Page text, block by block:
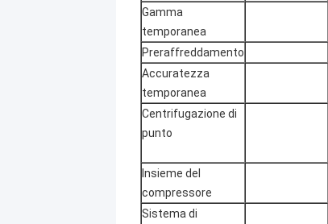
Gamma
temporanea
Preraffreddamento
Accuratezza
temporanea
Centrifugazione di
punto
Insieme del
compressore
Sistema di